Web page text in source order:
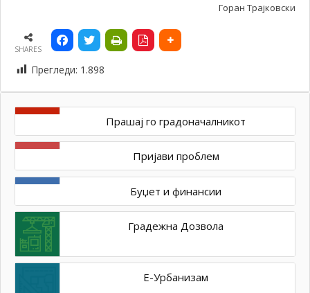
Горан Трајковски
SHARES
Прегледи: 1.898
Прашај го градоначалникот
Пријави проблем
Буџет и финансии
Градежна Дозвола
Е-Урбанизам